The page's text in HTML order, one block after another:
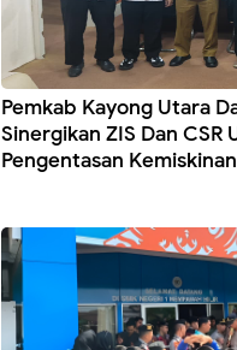
Pemkab Kayong Utara
Sinergikan ZIS Dan CSR
Pengentasan Kemiskinan